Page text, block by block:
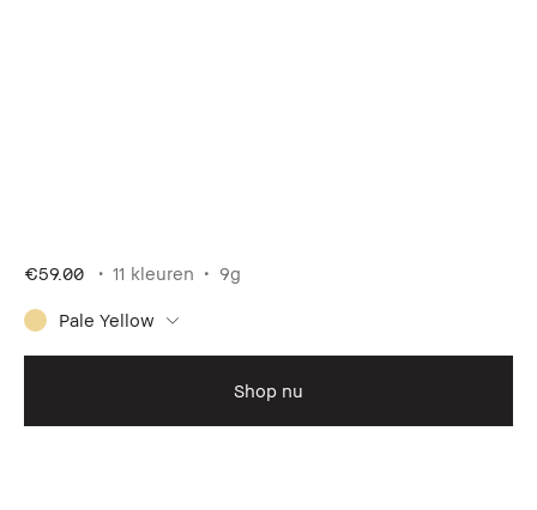
€59.00 11 kleuren 9g
Pale Yellow
Shop nu